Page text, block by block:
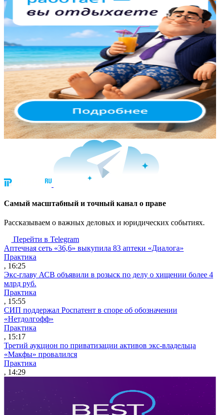
Cамый масштабный и точный канал о праве
Рассказываем о важных деловых и юридических событиях.
Перейти в Telegram
Аптечная сеть «36,6» выкупила 83 аптеки «Диалога»
Практика
, 16:25
Экс-главу АСВ объявили в розыск по делу о хищении более 4
млрд руб.
Практика
, 15:55
СИП поддержал Роспатент в споре об обозначении
«Нетдолгофф»
Практика
, 15:17
Третий аукцион по приватизации активов экс-владельца
«Макфы» провалился
Практика
, 14:29